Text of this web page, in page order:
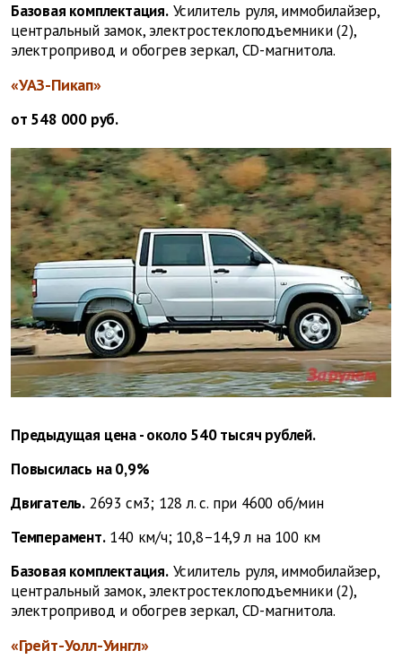
Базовая комплектация.Усилитель руля, иммобилайзер,
центральный замок, электростеклоподъемники (2),
электропривод и обогрев зеркал, CD-магнитола.
«УАЗ-Пикап»
от 548 000 руб.
Предыдущая цена - около 540 тысяч рублей.
Повысилась на 0,9%
Двигатель. 2693 см3; 128 л. с. при 4600 об/мин
Темперамент.140 км/ч; 10,8–14,9 л на 100 км
Базовая комплектация.Усилитель руля, иммобилайзер,
центральный замок, электростеклоподъемники (2),
электропривод и обогрев зеркал, CD-магнитола.
«Грейт-Уолл-Уингл»